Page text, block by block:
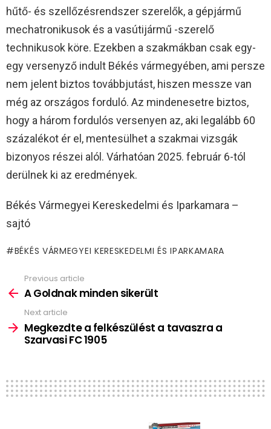
hűtő- és szellőzésrendszer szerelők, a gépjármű
mechatronikusok és a vasútijármű -szerelő
technikusok köre. Ezekben a szakmákban csak egy-
egy versenyző indult Békés vármegyében, ami persze
nem jelent biztos továbbjutást, hiszen messze van
még az országos forduló. Az mindenesetre biztos,
hogy a három fordulós versenyen az, aki legalább 60
százalékot ér el, mentesülhet a szakmai vizsgák
bizonyos részei alól. Várhatóan 2025. február 6-tól
derülnek ki az eredmények.
Békés Vármegyei Kereskedelmi és Iparkamara –
sajtó
BÉKÉS VÁRMEGYEI KERESKEDELMI ÉS IPARKAMARA
more
Previous article
A Goldnak minden sikerült
Next article
Megkezdte a felkészülést a tavaszra a
Szarvasi FC 1905